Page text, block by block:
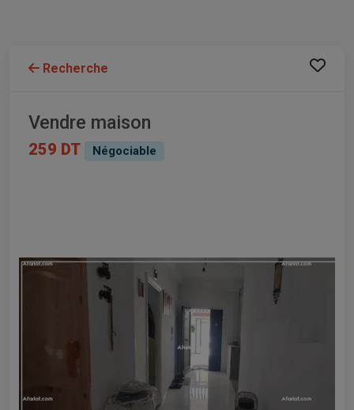
Recherche
Vendre maison
259 DT Négociable